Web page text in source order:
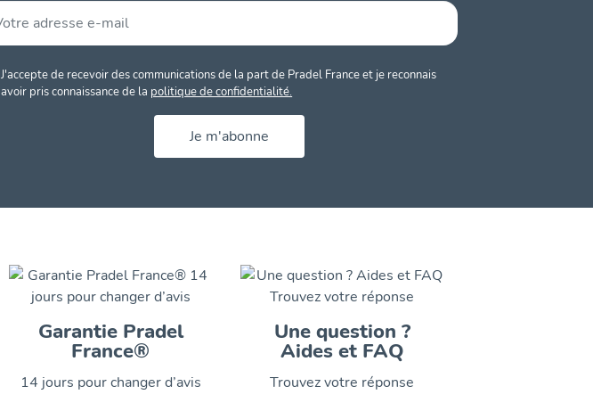
J'accepte de recevoir des communications de la part de Pradel France et je reconnais
avoir pris connaissance de la politique de confidentialité.
Je m'abonne
Garantie Pradel
France®
14 jours pour changer d’avis
Une question ?
Aides et FAQ
Trouvez votre réponse